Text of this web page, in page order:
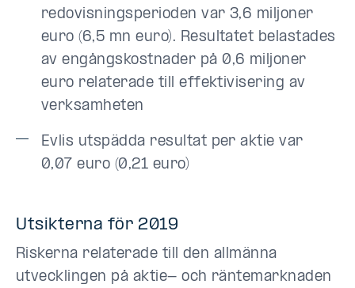
redovisningsperioden var 3,6 miljoner
euro (6,5 mn euro). Resultatet belastades
av engångskostnader på 0,6 miljoner
euro relaterade till effektivisering av
verksamheten
Evlis utspädda resultat per aktie var
0,07 euro (0,21 euro)
Utsikterna för 2019
Riskerna relaterade till den allmänna
utvecklingen på aktie- och räntemarknaden